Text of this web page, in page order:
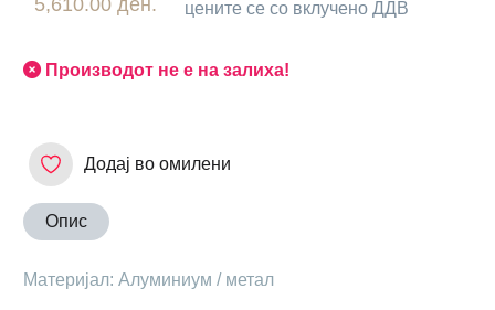
цените се со вклучено ДДВ
Производот не е на залиха!
Додај во омилени
Опис
Mатеријал: Алуминиум / метал